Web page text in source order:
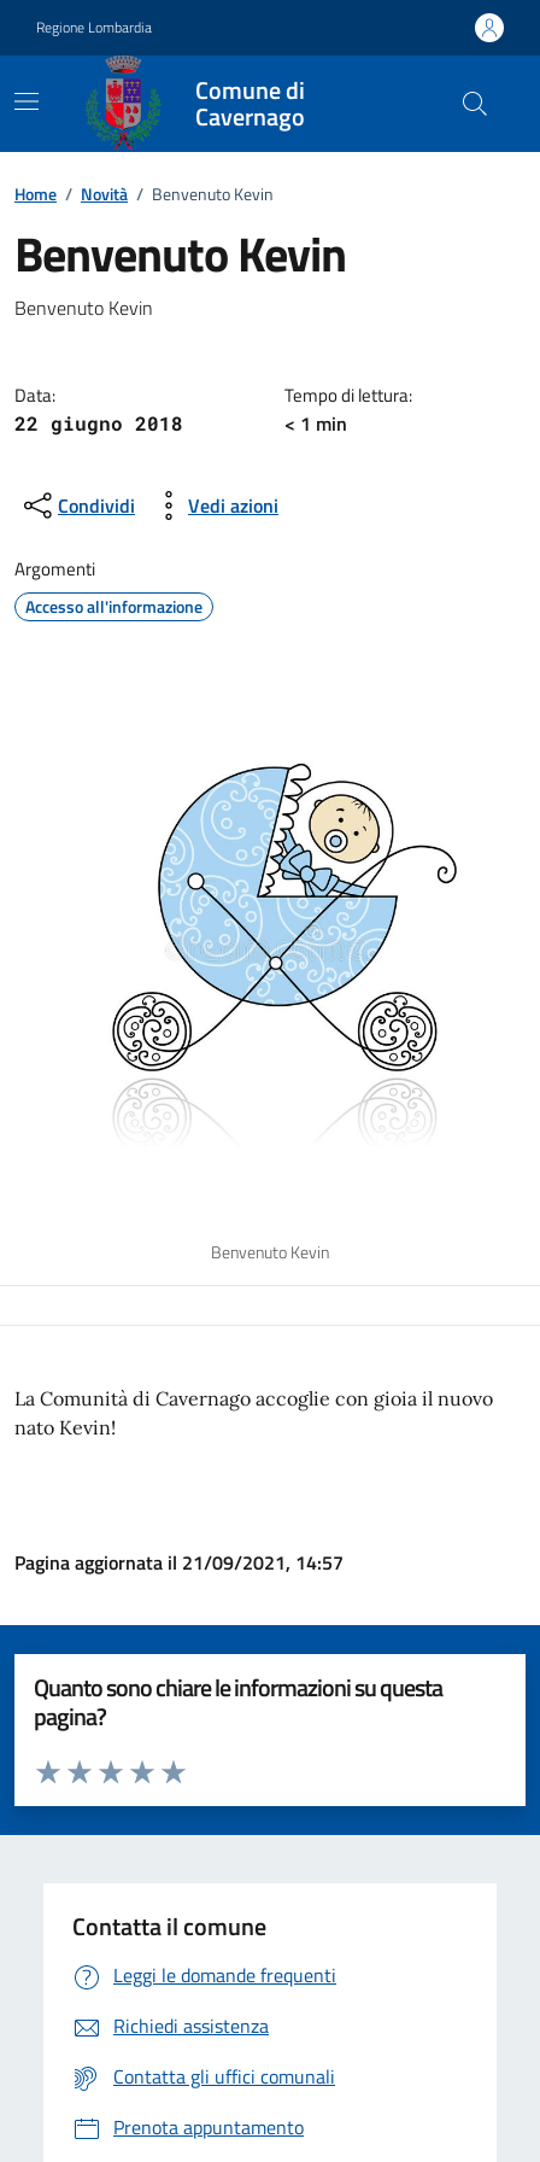
Regione Lombardia
Comune di
Cavernago
Home / Novità / Benvenuto Kevin
Benvenuto Kevin
Dettagli della notizia
Benvenuto Kevin
Data:
22 giugno 2018
Tempo di lettura:
< 1 min
Condividi Vedi azioni
Argomenti
Accesso all'informazione
Benvenuto Kevin
La Comunità di Cavernago accoglie con gioia il nuovo
nato Kevin!
Pagina aggiornata il 21/09/2021, 14:57
Quanto sono chiare le informazioni su questa
pagina?
Valuta da 1 a 5 stelle la pagina
Valuta 5 stelle su 5
Valuta 4 stelle su 5
Valuta 3 stelle su 5
Valuta 2 stelle su 5
Valuta 1 stelle su 5
Contatta il comune
Leggi le domande frequenti
Richiedi assistenza
Contatta gli uffici comunali
Prenota appuntamento